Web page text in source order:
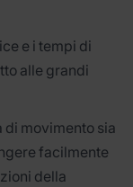
e i tempi di
alle grandi
di movimento sia
facilmente
della